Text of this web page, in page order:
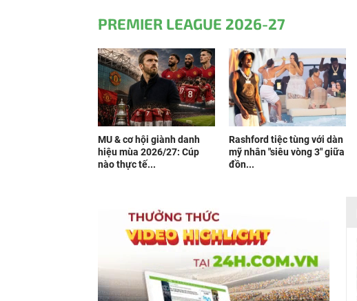
PREMIER LEAGUE 2026-27
MU & cơ hội giành danh
hiệu mùa 2026/27: Cúp
nào thực tế...
Rashford tiệc tùng với dàn
mỹ nhân "siêu vòng 3" giữa
đồn...